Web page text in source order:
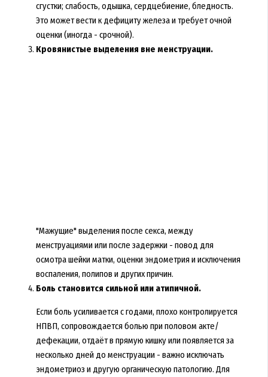
сгустки; слабость, одышка, сердцебиение, бледность.
Это может вести к дефициту железа и требует очной
оценки (иногда - срочной).
Кровянистые выделения вне менструации.
"Мажущие" выделения после секса, между
менструациями или после задержки - повод для
осмотра шейки матки, оценки эндометрия и исключения
воспаления, полипов и других причин.
Боль становится сильной или атипичной.
Если боль усиливается с годами, плохо контролируется
НПВП, сопровождается болью при половом акте/
дефекации, отдаёт в прямую кишку или появляется за
несколько дней до менструации - важно исключать
эндометриоз и другую органическую патологию. Для